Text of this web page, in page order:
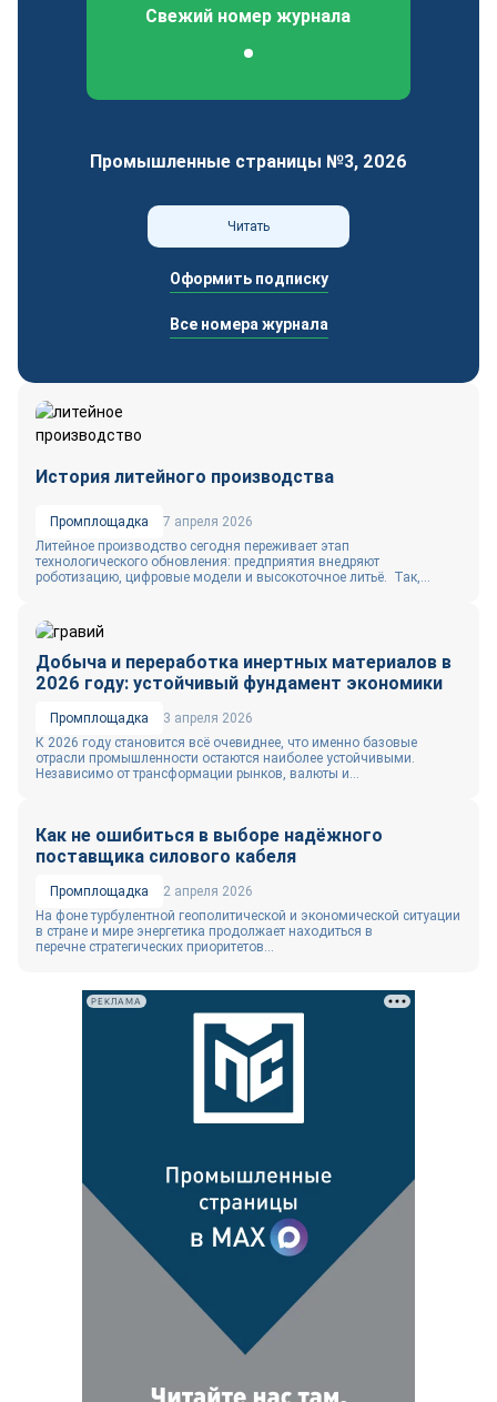
Свежий номер журнала
Промышленные страницы №3, 2026
Читать
Оформить подписку
Все номера журнала
История литейного производства
Промплощадка
7 апреля 2026
Литейное производство сегодня переживает этап
технологического обновления: предприятия внедряют
роботизацию, цифровые модели и высокоточное литьё. Так,...
Добыча и переработка инертных материалов в
2026 году: устойчивый фундамент экономики
Промплощадка
3 апреля 2026
К 2026 году становится всё очевиднее, что именно базовые
отрасли промышленности остаются наиболее устойчивыми.
Независимо от трансформации рынков, валюты и...
Как не ошибиться в выборе надёжного
поставщика силового кабеля
Промплощадка
2 апреля 2026
На фоне турбулентной геополитической и экономической ситуации
в стране и мире энергетика продолжает находиться в
перечне стратегических приоритетов...
РЕКЛАМА